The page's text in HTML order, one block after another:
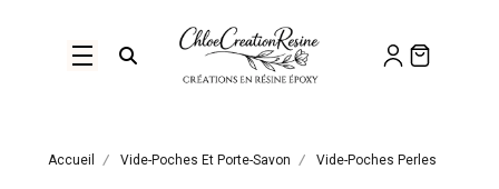
Ouvrir la recherche
Accueil Vide-Poches Et Porte-Savon Vide-Poches Perles